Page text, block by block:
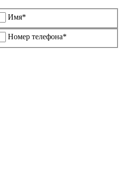
Имя*
Номер телефона*